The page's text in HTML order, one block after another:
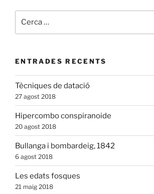
ENTRADES RECENTS
Tècniques de datació
27 agost 2018
Hipercombo conspiranoide
20 agost 2018
Bullanga i bombardeig, 1842
6 agost 2018
Les edats fosques
21 maig 2018